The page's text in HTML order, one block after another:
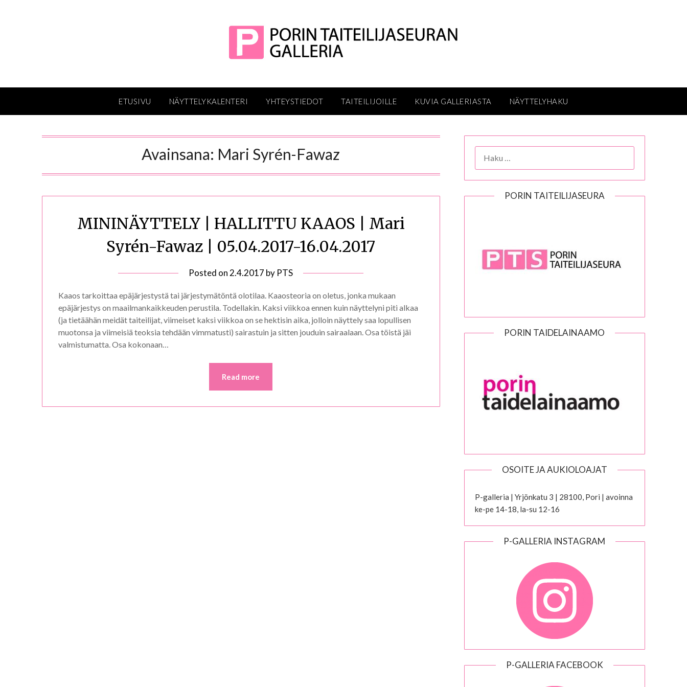
ETUSIVU NÄYTTELYKALENTERI YHTEYSTIEDOT TAITEILIJOILLE KUVIA GALLERIASTA NÄYTTELYHAKU
Avainsana: Mari Syrén-Fawaz
MININÄYTTELY | HALLITTU KAAOS | Mari
Syrén-Fawaz | 05.04.2017-16.04.2017
Posted on 2.4.2017 by PTS
Kaaos tarkoittaa epäjärjestystä tai järjestymätöntä olotilaa. Kaaosteoria on oletus, jonka mukaan
epäjärjestys on maailmankaikkeuden perustila. Todellakin. Kaksi viikkoa ennen kuin näyttelyni piti alkaa
(ja tietäähän meidät taiteilijat, viimeiset kaksi viikkoa on se hektisin aika, jolloin näyttely saa lopullisen
muotonsa ja viimeisiä teoksia tehdään vimmatusti) sairastuin ja sitten jouduin sairaalaan. Osa töistä jäi
valmistumatta. Osa kokonaan…
Read more
PORIN TAITEILIJASEURA
PORIN TAIDELAINAAMO
OSOITE JA AUKIOLOAJAT
P-galleria | Yrjönkatu 3 | 28100, Pori | avoinna
ke-pe 14-18, la-su 12-16
P-GALLERIA INSTAGRAM
P-GALLERIA FACEBOOK